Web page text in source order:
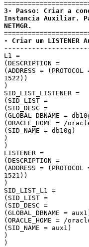
3- Passo: Criar a
Instancia Auxiliar.
NETMGR.
- Criar um LISTENER
L1 =
(DESCRIPTION =
(ADDRESS =
1522))
)
SID_LIST_LISTENER =
(SID_LIST =
(SID_DESC =
(GLOBAL_DBNAME =
(ORACLE_HOME = /
(SID_NAME = db10g)
)
)
LISTENER =
(DESCRIPTION =
(ADDRESS =
1521))
)
SID_LIST_L1 =
(SID_LIST =
(SID_DESC =
(GLOBAL_DBNAME =
(ORACLE_HOME = /
(SID_NAME = aux1)
)
)